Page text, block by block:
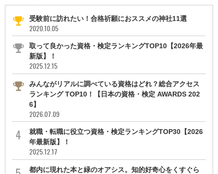
受験前に訪れたい！合格祈願におススメの神社11選
2020.10.05
取って良かった資格・検定ランキングTOP10【2026年最
新版】！
2025.12.15
みんながリアルに調べている資格はどれ？総合アクセス
ランキング TOP10！【日本の資格・検定 AWARDS 202
6】
2026.07.09
就職・転職に役立つ資格・検定ランキングTOP30【2026
年最新版】！
2025.12.17
都内に現れた本と緑のオアシス。知的好奇心をくすぐら